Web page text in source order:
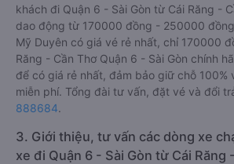
khách đi Quận 6 - Sài Gòn từ Cái Răng -
dao động từ 170000 đồng - 250000
Mỹ Duyên có giá vé rẻ nhất, chỉ 170000
Răng - Cần Thơ Quận 6 - Sài Gòn chính
để có giá rẻ nhất, đảm bảo giữ chỗ 100%
miễn phí. Tổng đài tư vấn, đặt vé và đổi
888684.
3. Giới thiệu, tư vấn các dòng xe
xe đi Quận 6 - Sài Gòn từ Cái Răng